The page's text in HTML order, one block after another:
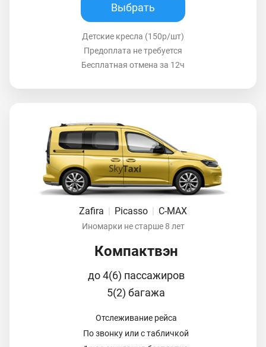
Выбрать
Детские кресла (150р/шт)
Предоплата не требуется
Бесплатная отмена за 12ч
Zafira | Picasso | C-MAX
Иномарки не старше 8 лет
Компактвэн
до 4(6) пассажиров
5(2) багажа
Отслеживание рейса
По звонку или с табличкой